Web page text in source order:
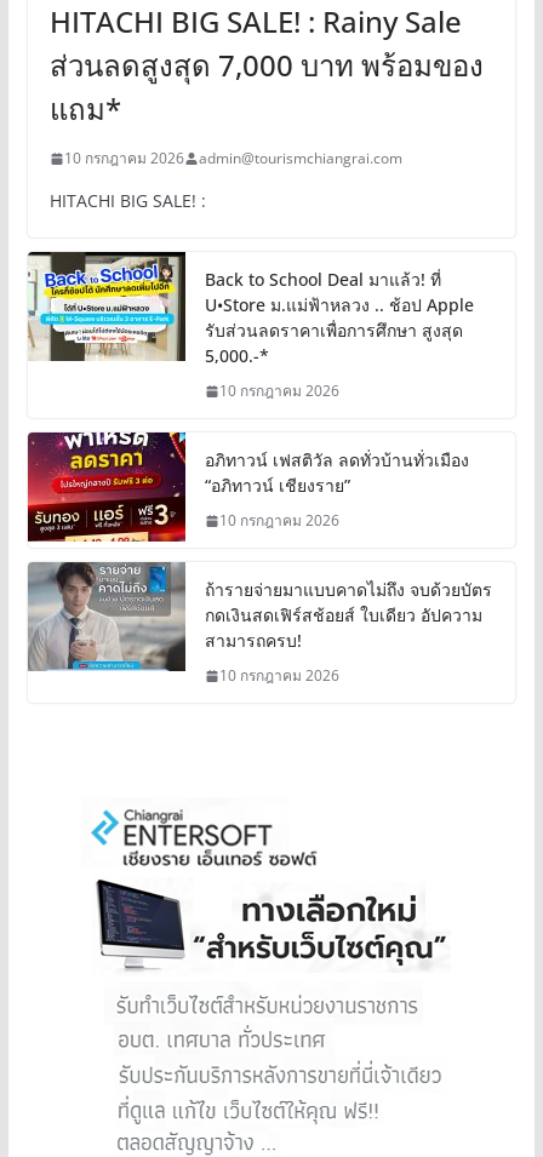
HITACHI BIG SALE! : Rainy Sale
ส่วนลดสูงสุด 7,000 บาท พร้อมของ
แถม*
10 กรกฎาคม 2026 admin@tourismchiangrai.com
HITACHI BIG SALE! :
Back to School Deal มาแล้ว! ที่
U•Store ม.แม่ฟ้าหลวง .. ช้อป Apple
รับส่วนลดราคาเพื่อการศึกษา สูงสุด
5,000.-*
10 กรกฎาคม 2026
อภิทาวน์ เฟสติวัล ลดทั่วบ้านทั่วเมือง
“อภิทาวน์ เชียงราย”
10 กรกฎาคม 2026
ถ้ารายจ่ายมาแบบคาดไม่ถึง จบด้วยบัตร
กดเงินสดเฟิร์สช้อยส์ ใบเดียว อัปความ
สามารถครบ!
10 กรกฎาคม 2026